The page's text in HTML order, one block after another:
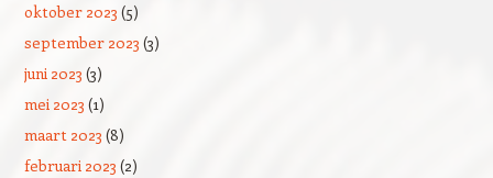
oktober 2023 (5)
september 2023 (3)
juni 2023 (3)
mei 2023 (1)
maart 2023 (8)
februari 2023 (2)